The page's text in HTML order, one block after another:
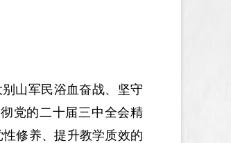
山军民浴血奋战、坚守
党的二十届三中全会精
修养、提升教学质效的